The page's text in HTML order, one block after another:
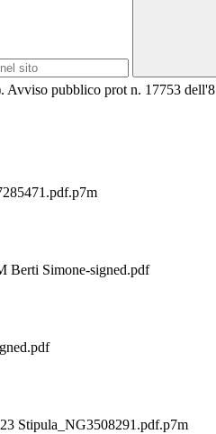
Avviso pubblico prot n. 17753
Berti Simone-signed.pdf
Stipula_NG3508291.pdf.p7m